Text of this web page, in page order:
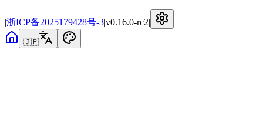
|浙ICP备2025179428号-3|v0.16.0-rc2|
🇯🇵